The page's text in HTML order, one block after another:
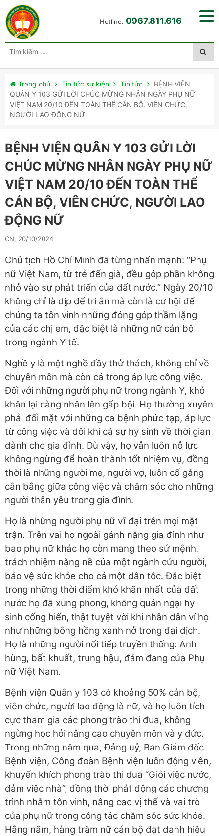
Hotline: 0967.811.616
Trang chủ Tin tức sự kiện Tin tức
BỆNH VIỆN
QUÂN Y 103 GỬI LỜI CHÚC MỪNG NHÂN NGÀY PHỤ NỮ
VIỆT NAM 20/10 ĐẾN TOÀN THỂ CÁN BỘ, VIÊN CHỨC,
NGƯỜI LAO ĐỘNG NỮ
BỆNH VIỆN QUÂN Y 103 GỬI LỜI
CHÚC MỪNG NHÂN NGÀY PHỤ NỮ
VIỆT NAM 20/10 ĐẾN TOÀN THỂ
CÁN BỘ, VIÊN CHỨC, NGƯỜI LAO
ĐỘNG NỮ
CN, 20/10/2024
Chủ tịch Hồ Chí Minh đã từng nhấn mạnh: “Phụ
nữ Việt Nam, từ trẻ đến già, đều góp phần không
nhỏ vào sự phát triển của đất nước.” Ngày 20/10
không chỉ là dịp để tri ân mà còn là cơ hội để
chúng ta tôn vinh những đóng góp thầm lặng
của các chị em, đặc biệt là những nữ cán bộ
trong ngành Y tế.
Nghề y là một nghề đầy thử thách, không chỉ về
chuyên môn mà còn cả trong áp lực công việc.
Đối với những người phụ nữ trong ngành Y, khó
khăn lại càng nhân lên gấp bội. Họ thường xuyên
phải đối mặt với những ca bệnh phức tạp, áp lực
từ công việc và đôi khi cả sự hy sinh về thời gian
dành cho gia đình. Dù vậy, họ vẫn luôn nỗ lực
không ngừng để hoàn thành tốt nhiệm vụ, đồng
thời là những người mẹ, người vợ, luôn cố gắng
cân bằng giữa công việc và chăm sóc cho những
người thân yêu trong gia đình.
Họ là những người phụ nữ vĩ đại trên mọi mặt
trận. Trên vai họ ngoài gánh nặng gia đình như
bao phụ nữ khác họ còn mang theo sứ mệnh,
trách nhiệm nặng nề của một ngành cứu người,
bảo vệ sức khỏe cho cả một dân tộc. Đặc biệt
trong những thời điểm khó khăn nhất của đất
nước họ đã xung phong, không quản ngại hy
sinh cống hiến, thật tuyệt vời khi nhân dân ví họ
như những bông hồng xanh nở trong đại dịch.
Họ là những người nối tiếp truyền thống: Anh
hùng, bất khuất, trung hậu, đảm đang của Phụ
nữ Việt Nam.
Bệnh viện Quân y 103 có khoảng 50% cán bộ,
viên chức, người lao động là nữ, và họ luôn tích
cực tham gia các phong trào thi đua, không
ngừng học hỏi nâng cao chuyên môn và y đức.
Trong những năm qua, Đảng uỷ, Ban Giám đốc
Bệnh viện, Công đoàn Bệnh viện luôn động viên,
khuyến khích phong trào thi đua “Giỏi việc nước,
đảm việc nhà”, đồng thời phát động các chương
trình nhằm tôn vinh, nâng cao vị thế và vai trò
của phụ nữ trong công tác chăm sóc sức khỏe.
Hằng năm, hàng trăm nữ cán bộ đạt danh hiệu